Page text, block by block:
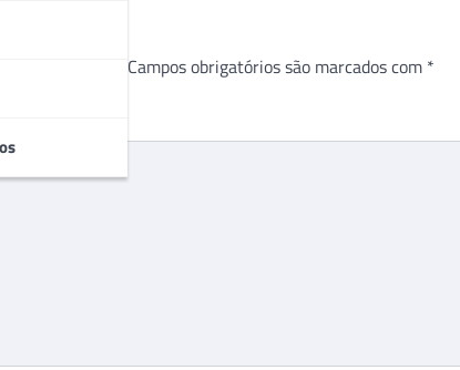
publicado. Campos obrigatórios são marcados com *